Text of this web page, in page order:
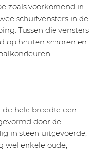
zoals voorkomend in
schuifvensters in de
Tussen die vensters
op houten schoren en
de hele breedte een
door de
in steen uitgevoerde,
wel enkele oude,